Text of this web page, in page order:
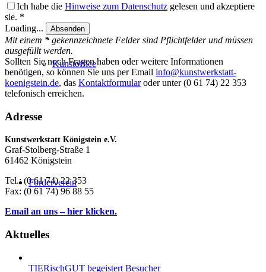
Kunstoffice
Förderverein
Ich habe die Hinweise zum Datenschutz gelesen und akzeptiere
sie. *
Loading...
Mit einem * gekennzeichnete Felder sind Pflichtfelder und müssen
ausgefüllt werden.
Sollten Sie noch Fragen haben oder weitere Informationen
benötigen, so können Sie uns per Email info@kunstwerkstatt-
koenigstein.de, das Kontaktformularoder unter (0 61 74) 22 353
telefonisch erreichen.
Adresse
Kunstwerkstatt Königstein e.V.
Graf-Stolberg-Straße 1
61462 Königstein
Tel.: (0 61 74) 22 353
Fax: (0 61 74) 96 88 55
Email an uns – hier klicken.
Aktuelles
TIERischGUT begeistert Besucher